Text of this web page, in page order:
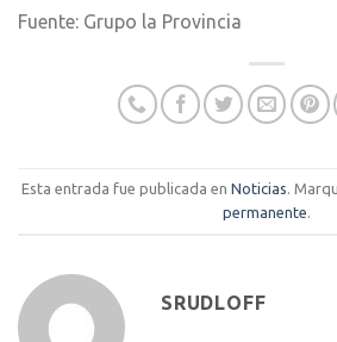
Fuente: Grupo la Provincia
Esta entrada fue publicada en Noticias.
permanente.
SRUDLOFF